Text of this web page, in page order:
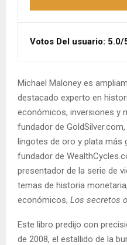
Votos Del usuario: 5.0/
Michael Maloney es
destacado experto en
económicos, inversiones y
fundador de
lingotes de oro y plata más
fundador de
presentador de la serie de
temas de historia
económicos, Los secretos
Este libro predijo con
de 2008, el estallido de la